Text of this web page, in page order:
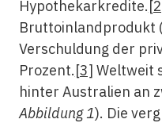
Hypothekarkredite.
Bruttoinlandprodukt
Verschuldung der
Prozent.[3] Weltweit
hinter Australien an
Abbildung 1). Die